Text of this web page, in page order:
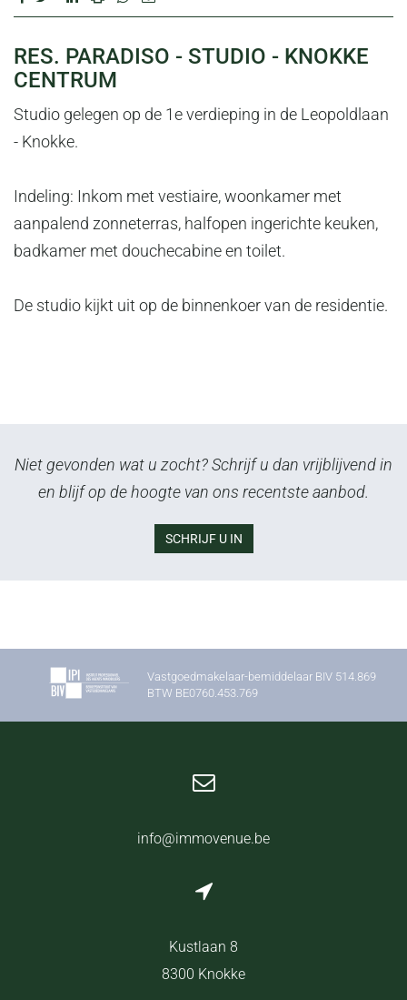
OMSCHRIJVING
RES. PARADISO - STUDIO - KNOKKE
CENTRUM
Studio gelegen op de 1e verdieping in de Leopoldlaan
- Knokke.
Indeling: Inkom met vestiaire, woonkamer met
aanpalend zonneterras, halfopen ingerichte keuken,
badkamer met douchecabine en toilet.
De studio kijkt uit op de binnenkoer van de residentie.
Niet gevonden wat u zocht? Schrijf u dan vrijblijvend in
en blijf op de hoogte van ons recentste aanbod.
SCHRIJF U IN
Vastgoedmakelaar-bemiddelaar BIV 514.869
BTW BE0760.453.769
info@immovenue.be
Kustlaan 8
8300 Knokke